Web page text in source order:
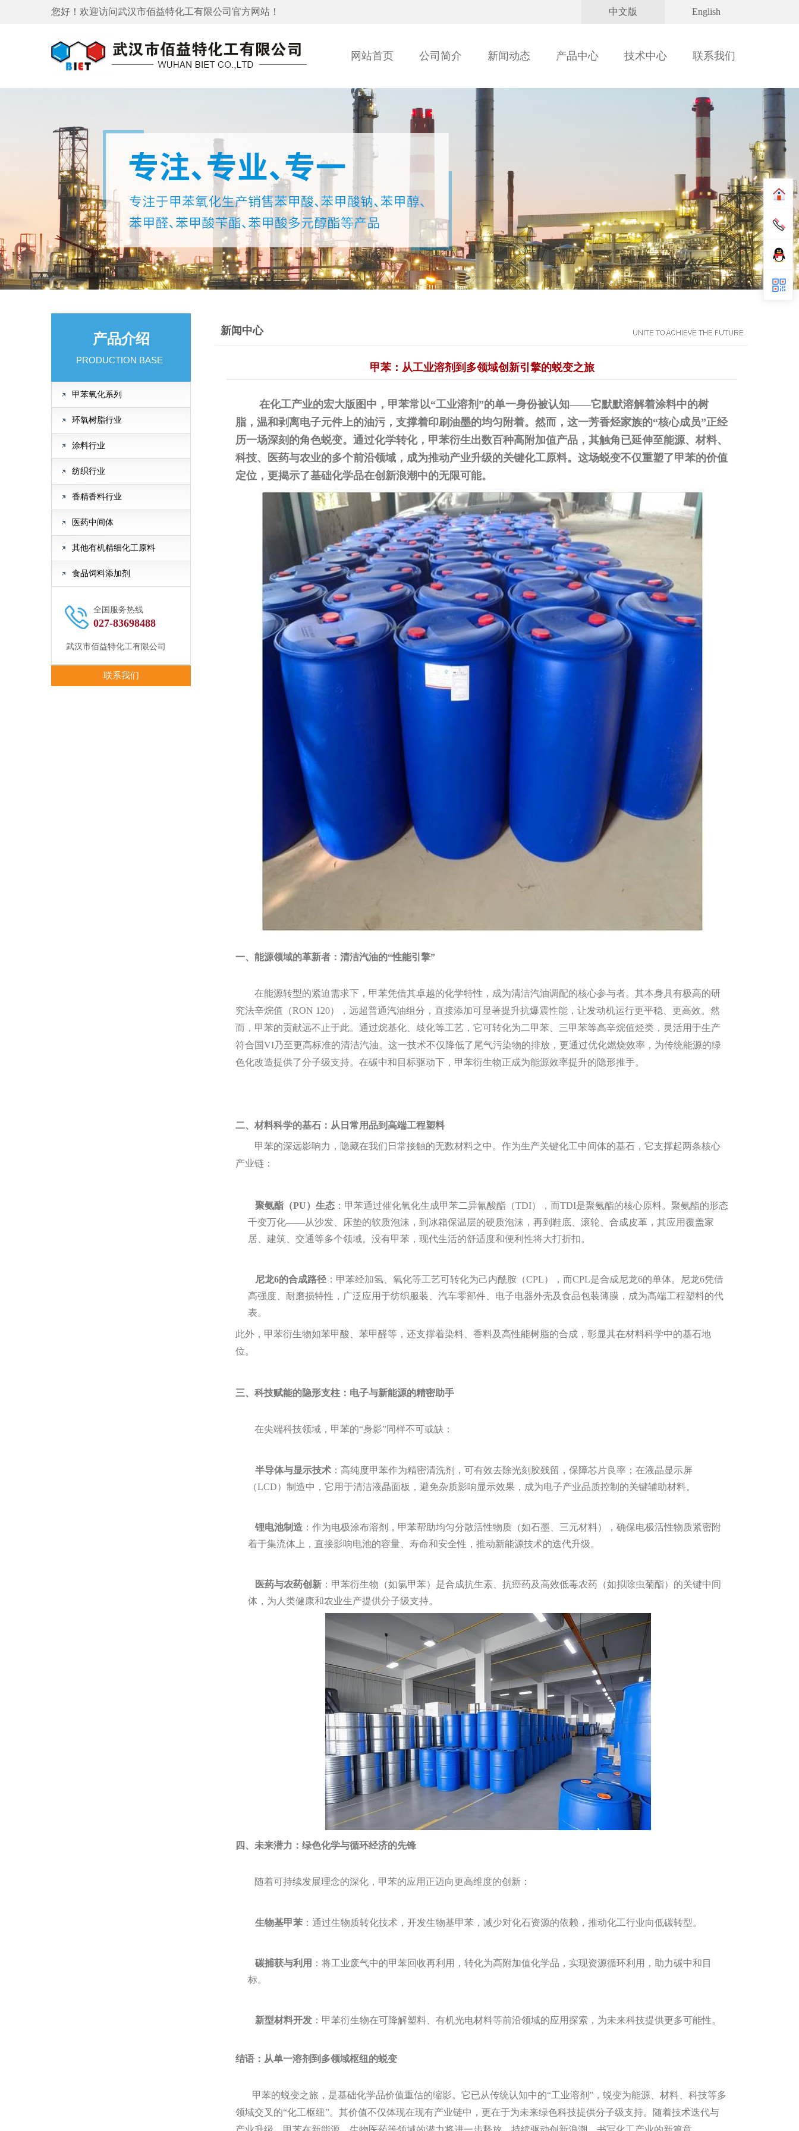
您好！欢迎访问武汉市佰益特化工有限公司 官方网站！ English
中文版
网站首页 公司简介 新闻动态 产品中心 技术中心 联系我们
产品介绍
PRODUCTION BASE
甲苯氧化系列
环氧树脂行业
涂料行业
纺织行业
香精香料行业
医药中间体
其他有机精细化工原料
食品饲料添加剂
全国服务热线
027-83698488
武汉市佰益特化工有限公司
联系我们
新闻中心
甲苯：从工业溶剂到多领域创新引擎的蜕变之旅
在化工产业的宏大版图中，甲苯常以“工业溶剂”的单一身份被认知——它默默溶解着涂料中的树
脂，温和剥离电子元件上的油污，支撑着印刷油墨的均匀附着。然而，这一芳香烃家族的“核心成员”正经
历一场深刻的角色蜕变。通过化学转化，甲苯衍生出数百种高附加值产品，其触角已延伸至能源、材料、
科技、医药与农业的多个前沿领域，成为推动产业升级的关键化工原料。这场蜕变不仅重塑了甲苯的价值
定位，更揭示了基础化学品在创新浪潮中的无限可能。
一、能源领域的革新者：清洁汽油的“性能引擎”
在能源转型的紧迫需求下，甲苯凭借其卓越的化学特性，成为清洁汽油调配的核心参与者。其本身具有极高的研
究法辛烷值（RON 120），远超普通汽油组分，直接添加可显著提升抗爆震性能，让发动机运行更平稳、更高效。然
而，甲苯的贡献远不止于此。通过烷基化、歧化等工艺，它可转化为二甲苯、三甲苯等高辛烷值烃类，灵活用于生产
符合国VI乃至更高标准的清洁汽油。这一技术不仅降低了尾气污染物的排放，更通过优化燃烧效率，为传统能源的绿
色化改造提供了分子级支持。在碳中和目标驱动下，甲苯衍生物正成为能源效率提升的隐形推手。
二、材料科学的基石：从日常用品到高端工程塑料
甲苯的深远影响力，隐藏在我们日常接触的无数材料之中。作为生产关键化工中间体的基石，它支撑起两条核心
产业链：
聚氨酯（PU）生态 ‌：甲苯通过催化氧化生成甲苯二异氰酸酯（TDI），而TDI是聚氨酯的核心原料。聚氨酯的形态
千变万化——从沙发、床垫的软质泡沫，到冰箱保温层的硬质泡沫，再到鞋底、滚轮、合成皮革，其应用覆盖家
居、建筑、交通等多个领域。没有甲苯，现代生活的舒适度和便利性将大打折扣。
尼龙6的合成路径 ‌：甲苯经加氢、氧化等工艺可转化为己内酰胺（CPL），而CPL是合成尼龙6的单体。尼龙6凭借
高强度、耐磨损特性，广泛应用于纺织服装、汽车零部件、电子电器外壳及食品包装薄膜，成为高端工程塑料的代
表。
此外，甲苯衍生物如苯甲酸、苯甲醛等，还支撑着染料、香料及高性能树脂的合成，彰显其在材料科学中的基石地
位。
三、科技赋能的隐形支柱：电子与新能源的精密助手
在尖端科技领域，甲苯的“身影”同样不可或缺：
半导体与显示技术 ‌：高纯度甲苯作为精密清洗剂，可有效去除光刻胶残留，保障芯片良率；在液晶显示屏
（LCD）制造中，它用于清洁液晶面板，避免杂质影响显示效果，成为电子产业品质控制的关键辅助材料。
锂电池制造 ‌：作为电极涂布溶剂，甲苯帮助均匀分散活性物质（如石墨、三元材料），确保电极活性物质紧密附
着于集流体上，直接影响电池的容量、寿命和安全性，推动新能源技术的迭代升级。
医药与农药创新 ‌：甲苯衍生物（如氯甲苯）是合成抗生素、抗癌药及高效低毒农药（如拟除虫菊酯）的关键中间
体，为人类健康和农业生产提供分子级支持。
四、未来潜力：绿色化学与循环经济的先锋
随着可持续发展理念的深化，甲苯的应用正迈向更高维度的创新：
生物基甲苯 ‌：通过生物质转化技术，开发生物基甲苯，减少对化石资源的依赖，推动化工行业向低碳转型。
碳捕获与利用 ‌：将工业废气中的甲苯回收再利用，转化为高附加值化学品，实现资源循环利用，助力碳中和目
标。
新型材料开发 ‌：甲苯衍生物在可降解塑料、有机光电材料等前沿领域的应用探索，为未来科技提供更多可能性。
结语：从单一溶剂到多领域枢纽的蜕变
甲苯的蜕变之旅，是基础化学品价值重估的缩影。它已从传统认知中的“工业溶剂”，蜕变为能源、材料、科技等多
领域交叉的“化工枢纽”。其价值不仅体现在现有产业链中，更在于为未来绿色科技提供分子级支持。随着技术迭代与